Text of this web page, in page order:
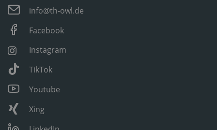
info@th-owl.de
Facebook
Instagram
TikTok
Youtube
Xing